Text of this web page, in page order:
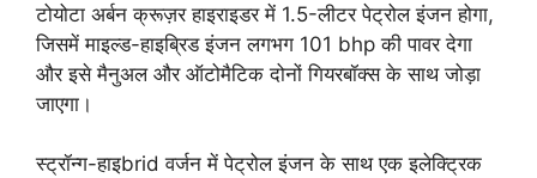
टोयोटा अर्बन क्रूज़र हाइराइडर में 1.5-लीटर पेट्रोल इंजन होगा,
जिसमें माइल्ड-हाइब्रिड इंजन लगभग 101 bhp की पावर देगा
और इसे मैनुअल और ऑटोमैटिक दोनों गियरबॉक्स के साथ जोड़ा
जाएगा।
स्ट्रॉन्ग-हाइbrid वर्जन में पेट्रोल इंजन के साथ एक इलेक्ट्रिक